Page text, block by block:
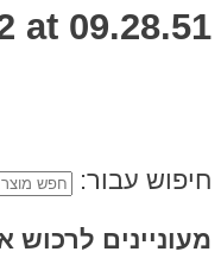
at 09.28.51
חיפוש עבור:
מעוניינים לרכוש